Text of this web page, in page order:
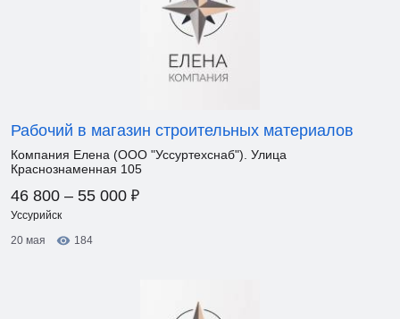
Рабочий в магазин строительных материалов
Компания Елена (ООО "Уссуртехснаб"). Улица
Краснознаменная 105
46 800 – 55 000 ₽
Уссурийск
20 мая
184